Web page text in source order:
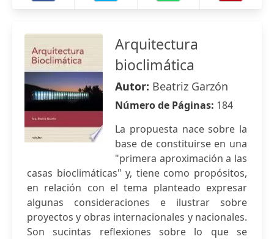
Arquitectura
bioclimática
Autor: Beatriz Garzón
Número de Páginas: 184
La propuesta nace sobre la
base de constituirse en una
"primera aproximación a las
casas bioclimáticas" y, tiene como propósitos,
en relación con el tema planteado expresar
algunas consideraciones e ilustrar sobre
proyectos y obras internacionales y nacionales.
Son sucintas reflexiones sobre lo que se